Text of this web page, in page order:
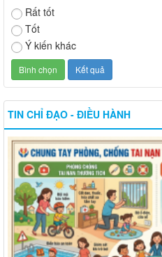
Rất tốt
Tốt
Ý kiến khác
TIN CHỈ ĐẠO - ĐIỀU HÀNH